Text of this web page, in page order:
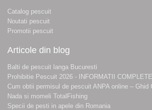
Catalog pescuit
Noutati pescuit
Promotii pescuit
Articole din blog
Balti de pescuit langa Bucuresti
Prohibitie Pescuit 2026 - INFORMATII COMPLETE
Cum obtii permisul de pescuit ANPA online – Ghid
Nada si momeli TotalFishing
Specii de pesti in apele din Romania